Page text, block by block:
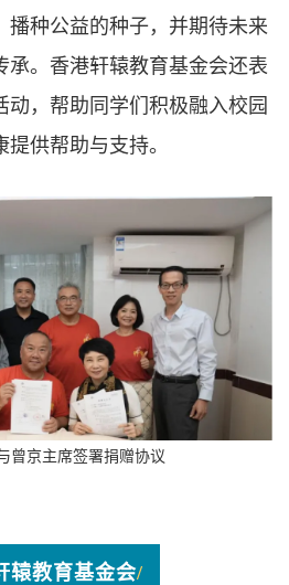
播种公益的种子，并期待未来
承。香港轩辕教育基金会还表
动，帮助同学们积极融入校园
供帮助与支持。
曾京主席签署捐赠协议
辕教育基金会/